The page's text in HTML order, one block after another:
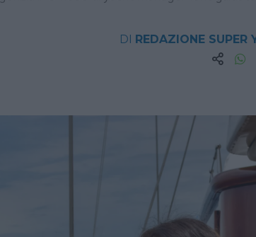
DI REDAZIONE SUPER